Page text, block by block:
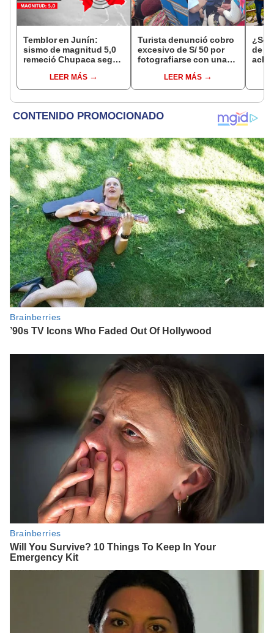
Temblor en Junín:
sismo de magnitud 5,0
remeció Chupaca según
LEER MÁS
Turista denunció cobro
excesivo de S/ 50 por
fotografiarse con una
Serenazgo recuperó el
dinero
LEER MÁS
¿Se
de